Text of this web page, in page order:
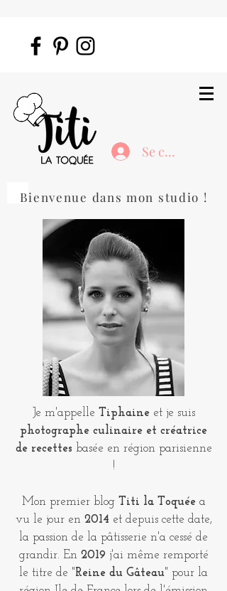
Se connecter
Bienvenue dans mon studio !
Je m'appelle Tiphaineet je suis
photographe culinaire et créatrice
de recettes basée en région parisienne
!
Mon premier blog Titi la Toquéea
vu le jour en 2014 et depuis cette date,
la passion de la pâtisserie n'a cessé de
grandir. En 2019 j'ai même remporté
le titre de "Reine du Gâteau" pour la